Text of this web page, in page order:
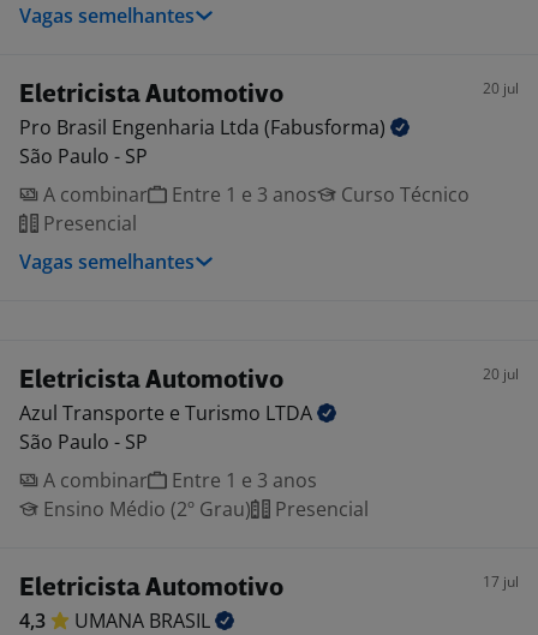
Vagas semelhantes
Eletricista Automotivo 20 jul
Pro Brasil Engenharia Ltda (Fabusforma)
São Paulo - SP
A combinar
Entre 1 e 3 anos
Curso Técnico
Presencial
Vagas semelhantes
Eletricista Automotivo 20 jul
Azul Transporte e Turismo LTDA
São Paulo - SP
A combinar
Entre 1 e 3 anos
Ensino Médio (2º Grau)
Presencial
Eletricista Automotivo 17 jul
4,3 UMANA BRASIL